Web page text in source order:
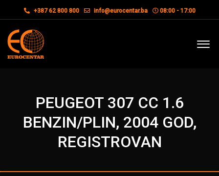
+387 62 800 800 info@eurocentar.ba 08:00 - 17:00
PEUGEOT 307 CC 1.6
BENZIN/PLIN, 2004 GOD,
REGISTROVAN